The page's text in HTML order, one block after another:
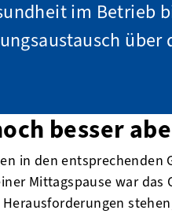
im Betrieb
über
besser
in den
Mittagspause war